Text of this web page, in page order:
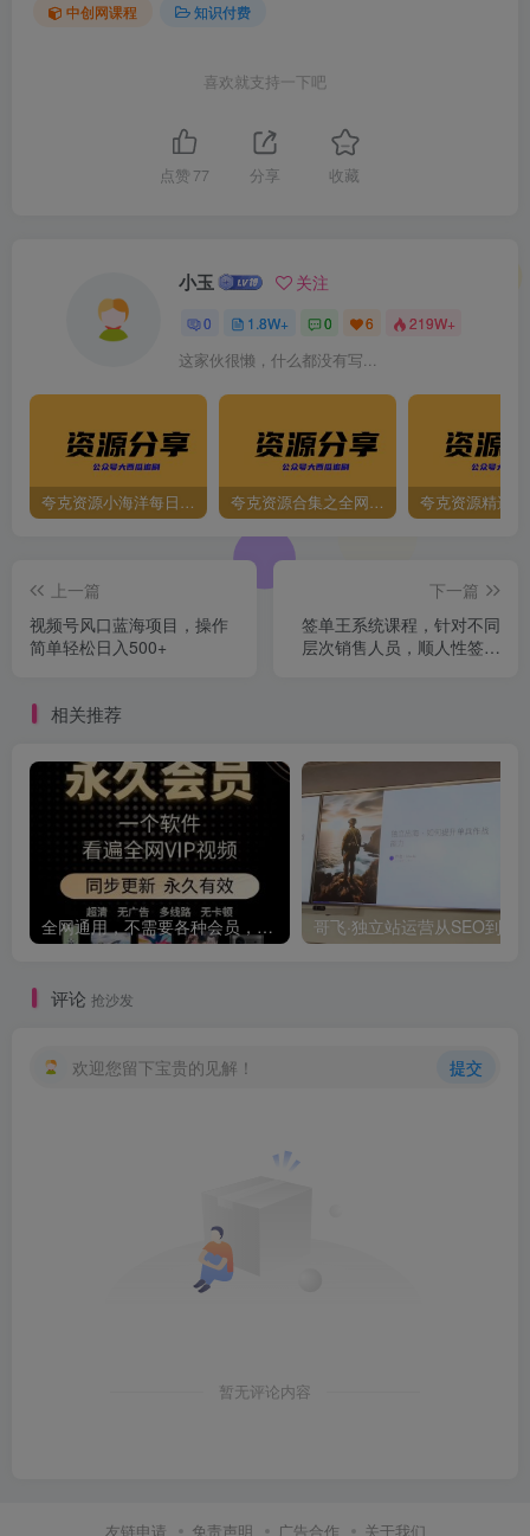
中创网课程 知识付费
喜欢就支持一下吧
点赞 77 分享 收藏
小玉 关注
0 1.8W+ 0 6 219W+
这家伙很懒，什么都没有写...
夸克资源小海洋每日更新资源大汇总（持续更新） 夸克资源合集之全网影视 夸克资源精选
上一篇
视频号风口蓝海项目，操作
简单轻松日入500+
下一篇
签单王系统课程，针对不同
层次销售人员，顺人性签大
相关推荐
全网通用，不需要各种会员，再也不缺电影看！！
评论 抢沙发
欢迎您留下宝贵的见解！ 提交
暂无评论内容
友链申请 免责声明 广告合作 关于我们